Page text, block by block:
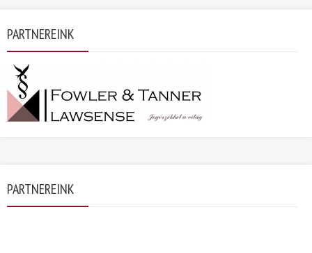
PARTNEREINK
PARTNEREINK